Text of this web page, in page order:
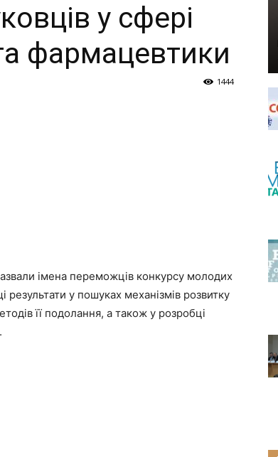
у сфері
фармацевтики
1444
імена переможців конкурсу молодих
результати у пошуках механізмів розвитку
її подолання, а також у розробці